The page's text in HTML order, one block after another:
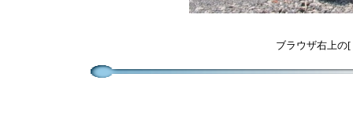
ブラウザ右上の